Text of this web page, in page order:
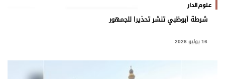
عدد اليوم
علوم الدار
شرطة أبوظبي تنشر تحذيرا للجمهور
16 يوليو 2026